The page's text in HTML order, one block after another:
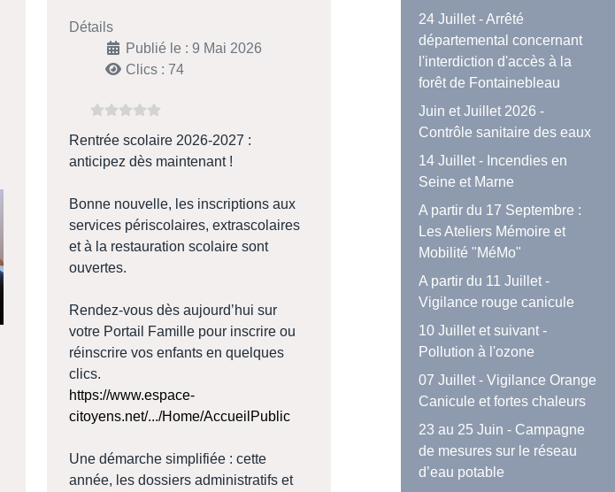
Détails
Publié le : 9 Mai 2026
Clics : 74
Rentrée scolaire 2026-2027 :
anticipez dès maintenant !
Bonne nouvelle, les inscriptions aux
services périscolaires, extrascolaires
et à la restauration scolaire sont
ouvertes.
Rendez-vous dès aujourd’hui sur
votre Portail Famille pour inscrire ou
réinscrire vos enfants en quelques
clics.
https://www.espace-
citoyens.net/.../Home/AccueilPublic
Une démarche simplifiée : cette
année, les dossiers administratifs et
24 Juillet - Arrêté
départemental concernant
l'interdiction d'accès à la
forêt de Fontainebleau
Juin et Juillet 2026 -
Contrôle sanitaire des eaux
14 Juillet - Incendies en
Seine et Marne
A partir du 17 Septembre :
Les Ateliers Mémoire et
Mobilité "MéMo"
A partir du 11 Juillet -
Vigilance rouge canicule
10 Juillet et suivant -
Pollution à l'ozone
07 Juillet - Vigilance Orange
Canicule et fortes chaleurs
23 au 25 Juin - Campagne
de mesures sur le réseau
d’eau potable